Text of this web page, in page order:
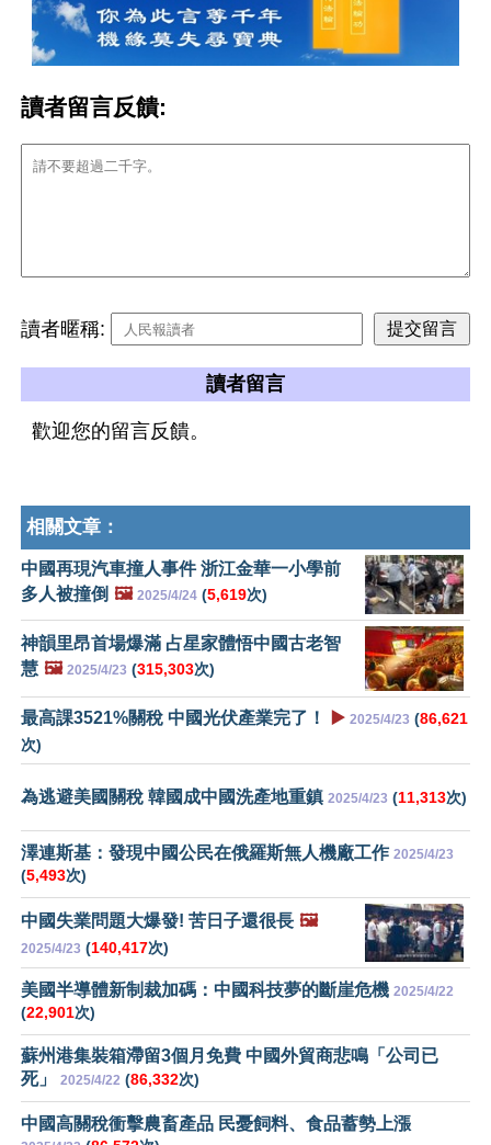
讀者留言反饋:
讀者暱稱:
讀者留言
歡迎您的留言反饋。
相關文章：
中國再現汽車撞人事件 浙江金華一小學前
多人被撞倒 🖼️ 2025/4/24 (5,619次)
神韻里昂首場爆滿 占星家體悟中國古老智
慧 🖼️ 2025/4/23 (315,303次)
最高課3521%關稅 中國光伏產業完了！ ▶️ 2025/4/23 (86,621
次)
為逃避美國關稅 韓國成中國洗產地重鎮 2025/4/23 (11,313次)
澤連斯基：發現中國公民在俄羅斯無人機廠工作 2025/4/23
(5,493次)
中國失業問題大爆發! 苦日子還很長 🖼️
2025/4/23 (140,417次)
美國半導體新制裁加碼：中國科技夢的斷崖危機 2025/4/22
(22,901次)
蘇州港集裝箱滯留3個月免費 中國外貿商悲鳴「公司已
死」
2025/4/22 (86,332次)
中國高關稅衝擊農畜產品 民憂飼料、食品蓄勢上漲